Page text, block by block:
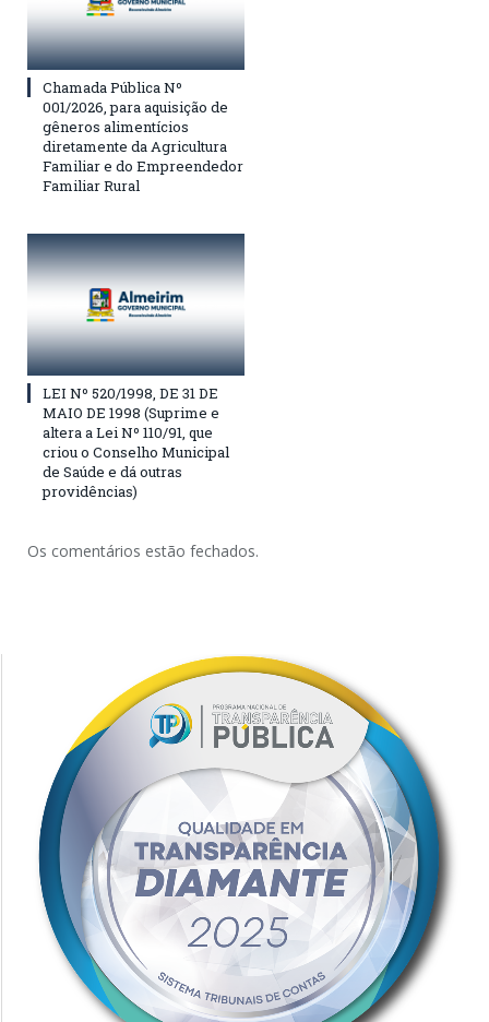
Chamada Pública Nº
001/2026, para aquisição de
gêneros alimentícios
diretamente da Agricultura
Familiar e do Empreendedor
Familiar Rural
LEI Nº 520/1998, DE 31 DE
MAIO DE 1998 (Suprime e
altera a Lei Nº 110/91, que
criou o Conselho Municipal
de Saúde e dá outras
providências)
Os comentários estão fechados.